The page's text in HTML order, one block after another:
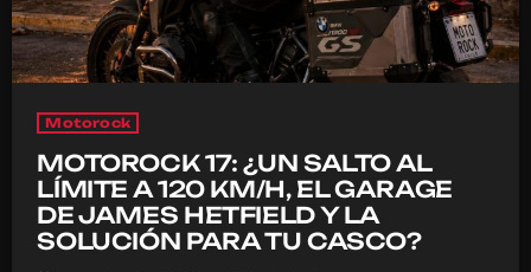
Motorock
MOTOROCK 17: ¿UN SALTO AL
LÍMITE A 120 KM/H, EL GARAGE
DE JAMES HETFIELD Y LA
SOLUCIÓN PARA TU CASCO?